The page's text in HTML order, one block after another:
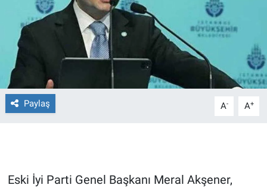
Paylaş A- A+
Eski İyi Parti Genel Başkanı Meral Akşener,
Forum
Gerçeğin İzinde
Gün Başlıyor
Gün Bitiyor